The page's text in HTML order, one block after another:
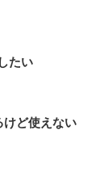
たい
ど使えない